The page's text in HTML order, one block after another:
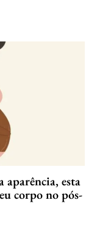
aparência, esta
corpo no pós-